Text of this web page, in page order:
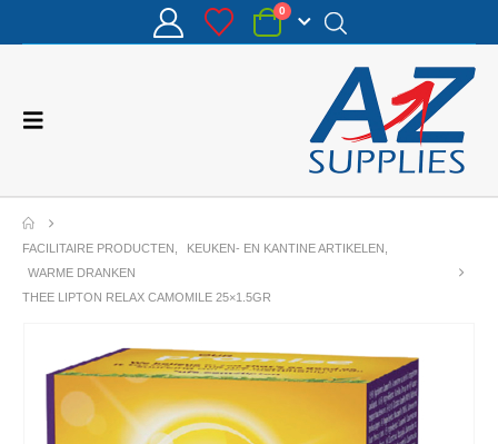
0
FACILITAIRE PRODUCTEN KEUKEN- EN KANTINE ARTIKELEN
WARME DRANKEN
THEE LIPTON RELAX CAMOMILE 25×1.5GR